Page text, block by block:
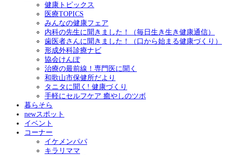
健康トピックス
医療TOPICS
みんなの健康フェア
内科の先生に聞きました！（毎日生き生き健康通信）
歯医者さんに聞きました！（口から始まる健康づくり）
形成外科診療ナビ
協会けんぽ
治療の最前線！専門医に聞く
和歌山市保健所だより
タニタに聞く! 健康づくり
手軽にセルフケア 癒やしのツボ
暮らそら
newスポット
イベント
コーナー
イケメンパパ
キラリママ